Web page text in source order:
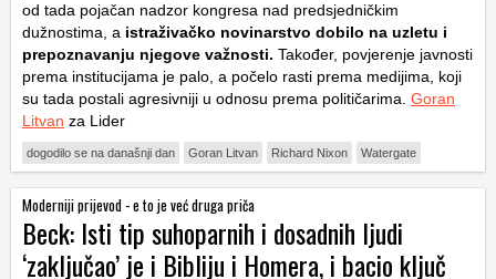
od tada pojačan nadzor kongresa nad predsjedničkim
dužnostima, a istraživačko novinarstvo dobilo na uzletu i
prepoznavanju njegove važnosti. Također, povjerenje javnosti
prema institucijama je palo, a počelo rasti prema medijima, koji
su tada postali agresivniji u odnosu prema političarima. Goran
Litvan za Lider
dogodilo se na današnji dan Goran Litvan Richard Nixon Watergate
Moderniji prijevod - e to je već druga priča
Beck: Isti tip suhoparnih i dosadnih ljudi
‘zaključao’ je i Bibliju i Homera, i bacio ključ